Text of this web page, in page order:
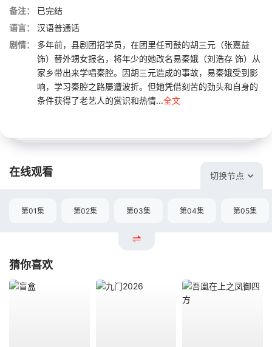
备注：
已完结
语言：
汉语普通话
剧情：
多年前，县剧团招学员，在团里任司鼓的胡三元（张嘉益
饰）替外甥女报名，将年少的她改名易秦娥（刘浩存 饰）从
家乡带出来学唱秦腔。因胡三元造成的事故，易秦娥受到影
响，学习秦腔之路屡遭波折。但她凭借刻苦的劲头和自身的
条件获得了老艺人的赏识和热情...全文
在线观看 切换节点
第01集 第02集 第03集 第04集 第05集
猜你喜欢